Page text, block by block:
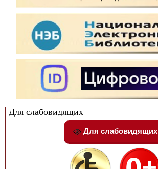
Для слабовидящих
Для слабовидящих